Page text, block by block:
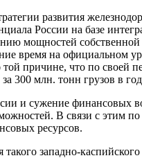
развития
России на базе
мощностей
время на официальном
причине, что по
300 млн. тонн грузов в
и сужение финансовых
B связи с этим
ресурсов.
такого западно-